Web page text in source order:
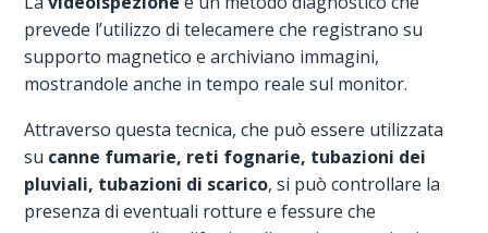
prevede l’utilizzo di telecamere che registrano su
supporto magnetico e archiviano immagini,
mostrandole anche in tempo reale sul monitor.
Attraverso questa tecnica, che può essere utilizzata
su canne fumarie, reti fognarie, tubazioni dei
pluviali, tubazioni di scarico, si può controllare la
presenza di eventuali rotture e fessure che